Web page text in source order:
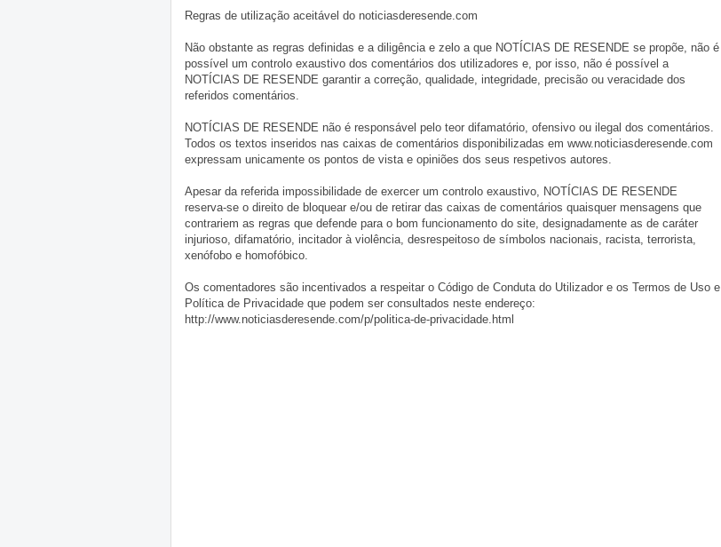
Regras de utilização aceitável do noticiasderesende.com
Não obstante as regras definidas e a diligência e zelo a que NOTÍCIAS DE RESENDE se propõe, não é
possível um controlo exaustivo dos comentários dos utilizadores e, por isso, não é possível a
NOTÍCIAS DE RESENDE garantir a correção, qualidade, integridade, precisão ou veracidade dos
referidos comentários.
NOTÍCIAS DE RESENDE não é responsável pelo teor difamatório, ofensivo ou ilegal dos comentários.
Todos os textos inseridos nas caixas de comentários disponibilizadas em www.noticiasderesende.com
expressam unicamente os pontos de vista e opiniões dos seus respetivos autores.
Apesar da referida impossibilidade de exercer um controlo exaustivo, NOTÍCIAS DE RESENDE
reserva-se o direito de bloquear e/ou de retirar das caixas de comentários quaisquer mensagens que
contrariem as regras que defende para o bom funcionamento do site, designadamente as de caráter
injurioso, difamatório, incitador à violência, desrespeitoso de símbolos nacionais, racista, terrorista,
xenófobo e homofóbico.
Os comentadores são incentivados a respeitar o Código de Conduta do Utilizador e os Termos de Uso e
Política de Privacidade que podem ser consultados neste endereço:
http://www.noticiasderesende.com/p/politica-de-privacidade.html